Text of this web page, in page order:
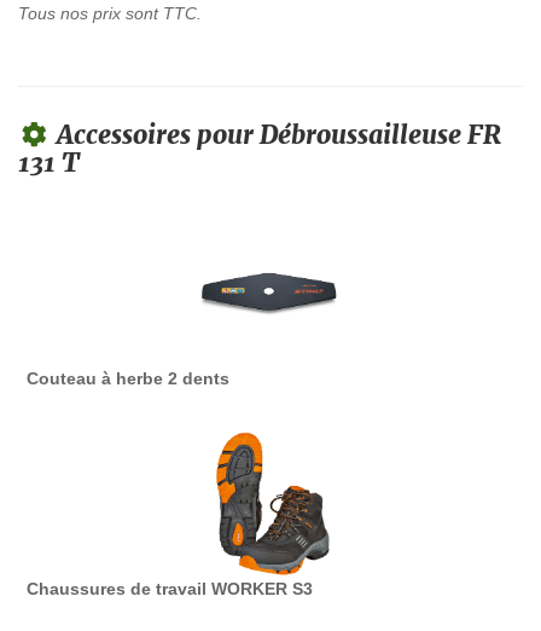
Tous nos prix sont TTC.
Accessoires pour Débroussailleuse FR
131 T
Couteau à herbe 2 dents
Chaussures de travail WORKER S3